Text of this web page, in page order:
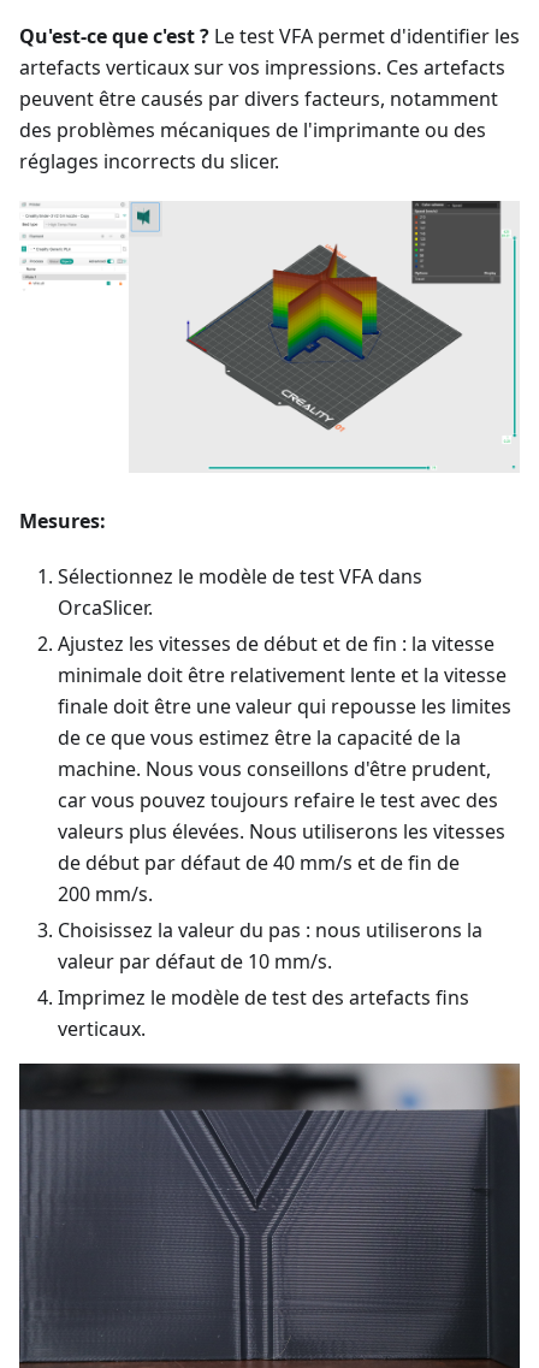
Qu'est-ce que c'est ? Le test VFA permet d'identifier les
artefacts verticaux sur vos impressions. Ces artefacts
peuvent être causés par divers facteurs, notamment
des problèmes mécaniques de l'imprimante ou des
réglages incorrects du slicer.
Mesures:
Sélectionnez le modèle de test VFA dans
OrcaSlicer.
Ajustez les vitesses de début et de fin : la vitesse
minimale doit être relativement lente et la vitesse
finale doit être une valeur qui repousse les limites
de ce que vous estimez être la capacité de la
machine. Nous vous conseillons d'être prudent,
car vous pouvez toujours refaire le test avec des
valeurs plus élevées. Nous utiliserons les vitesses
de début par défaut de 40 mm/s et de fin de
200 mm/s.
Choisissez la valeur du pas : nous utiliserons la
valeur par défaut de 10 mm/s.
Imprimez le modèle de test des artefacts fins
verticaux.